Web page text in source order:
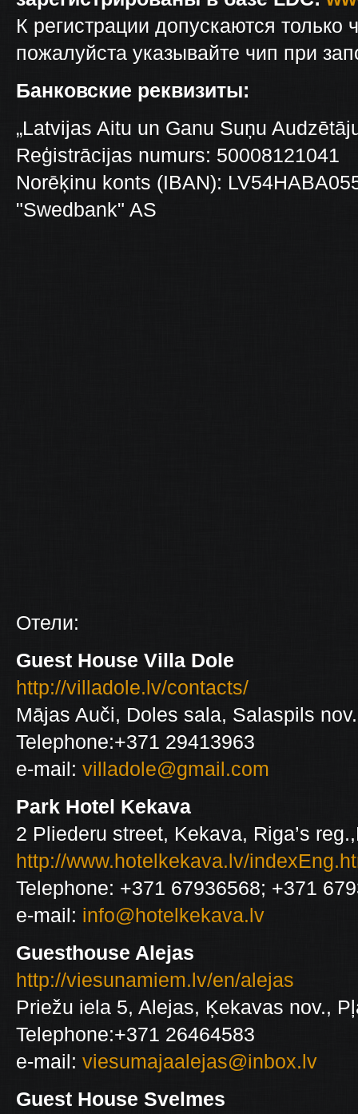
К регистрации допускаются только
пожалуйста указывайте чип при
Банковские реквизиты:
„Latvijas Aitu un Ganu Suņu
Reģistrācijas numurs: 50008121041
Norēķinu konts (IBAN):
"Swedbank" AS
Отели:
Guest House Villa Dole
http://villadole.lv/contacts/
Mājas Auči, Doles sala, Salaspils
Telephone:+371 29413963
e-mail: villadole@gmail.com
Park Hotel Kekava
2 Pliederu street, Kekava, Riga’s
http://www.hotelkekava.lv/
Telephone: +371 67936568; +371
e-mail: info@hotelkekava.lv
Guesthouse Alejas
http://viesunamiem.lv/en/alejas
Priežu iela 5, Alejas, Ķekavas nov.,
Telephone:+371 26464583
e-mail: viesumajaalejas@inbox.lv
Guest House Svelmes